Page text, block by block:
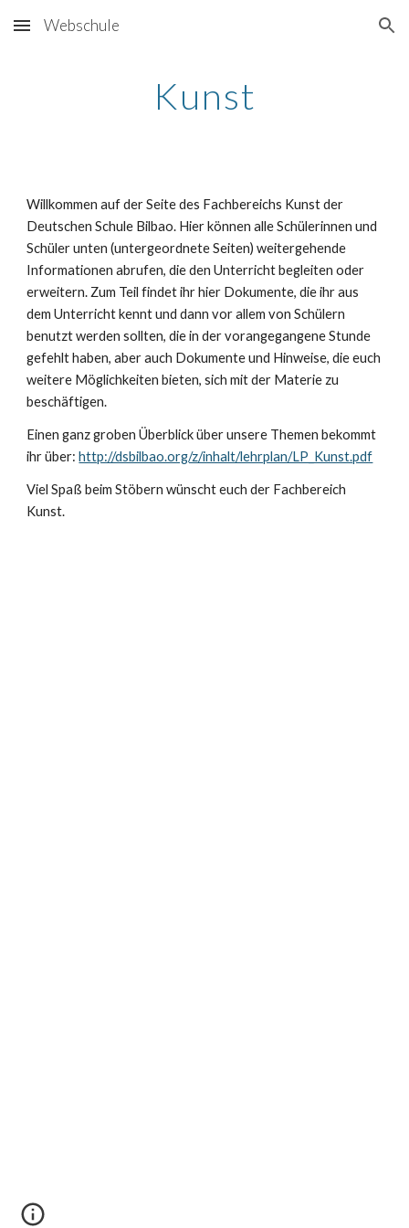
Skip to main content Skip to navigation
Webschule
Kunst
Willkommen auf der Seite des Fachbereichs Kunst der
Deutschen Schule Bilbao. Hier können alle Schülerinnen und
Schüler unten (untergeordnete Seiten) weitergehende
Informationen abrufen, die den Unterricht begleiten oder
erweitern. Zum Teil findet ihr hier Dokumente, die ihr aus
dem Unterricht kennt und dann vor allem von Schülern
benutzt werden sollten, die in der vorangegangene Stunde
gefehlt haben, aber auch Dokumente und Hinweise, die euch
weitere Möglichkeiten bieten, sich mit der Materie zu
beschäftigen.
Einen ganz groben Überblick über unsere Themen bekommt
ihr über: http://dsbilbao.org/z/inhalt/lehrplan/LP_Kunst.pdf
Viel Spaß beim Stöbern wünscht euch der Fachbereich
Kunst.